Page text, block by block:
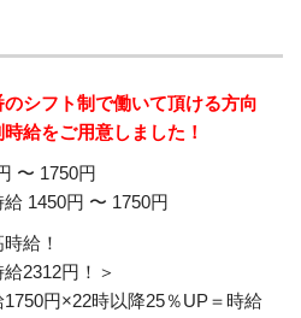
シフト制で働いて頂ける方向
給をご用意しました！
〜 1750円
1450円 〜 1750円
給！
2312円！＞
円×22時以降25％UP＝時給